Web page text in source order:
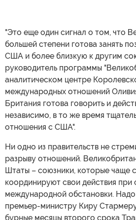
"Это еще один сигнал о том, что
большей степени готова занять
США и более близкую к другим
руководитель программы
аналитическом центре
международных отношений
Британия готова говорить и
независимо, в то же время
отношения с США".
Ни одно из правительств не
разрыву отношений.
Штаты – союзники, которые чаще
координируют свои действия при
международной обстановки.
премьер-министру Киру
бурные месяцы второго срока